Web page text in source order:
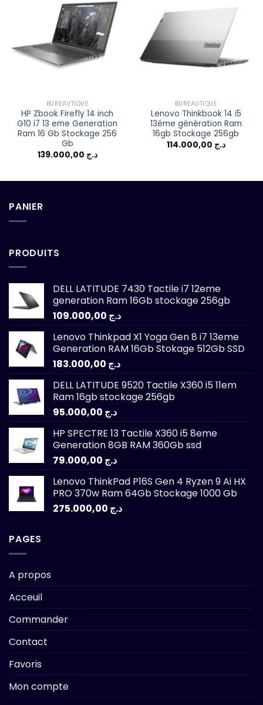
Add to
wishlist
BUREAUTIQUE
HP Zbook Firefly 14 inch
G10 i7 13 eme Generation
Ram 16 Gb Stockage 256
Gb
د.ج
Add to
wishlist
BUREAUTIQUE
Lenovo Thinkbook 14 i5
13éme génération Ram
16gb Stockage 256gb
د.ج
PANIER
PRODUITS
DELL LATITUDE 7430 Tactile i7 12eme
generation Ram 16Gb stockage 256gb
د.ج
Lenovo Thinkpad X1 Yoga Gen 8 i7 13eme
Generation RAM 16Gb Stokage 512Gb SSD
د.ج
DELL LATITUDE 9520 Tactile X360 i5 11em
Ram 16gb stockage 256gb
د.ج
HP SPECTRE 13 Tactile X360 i5 8eme
Generation 8GB RAM 360Gb ssd
د.ج
Lenovo ThinkPad P16S Gen 4 Ryzen 9 Ai HX
PRO 370w Ram 64Gb Stockage 1000 Gb
د.ج
PAGES
A propos
Acceuil
Commander
Contact
Favoris
Mon compte